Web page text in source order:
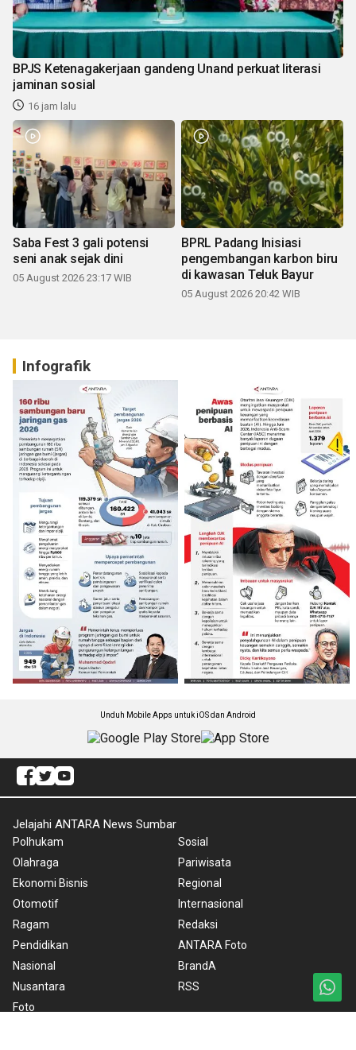
BPJS Ketenagakerjaan gandeng Unand perkuat literasi
jaminan sosial
16 jam lalu
Saba Fest 3 gali potensi
seni anak sejak dini
05 August 2026 23:17 WIB
BPRL Padang Inisiasi
pengembangan karbon biru
di kawasan Teluk Bayur
05 August 2026 20:42 WIB
Infografik
Unduh Mobile Apps untuk iOS dan Android
Jelajahi ANTARA News Sumbar
Polhukam
Olahraga
Ekonomi Bisnis
Otomotif
Ragam
Pendidikan
Nasional
Nusantara
Foto
Sosial
Pariwisata
Regional
Internasional
Redaksi
ANTARA Foto
BrandA
RSS